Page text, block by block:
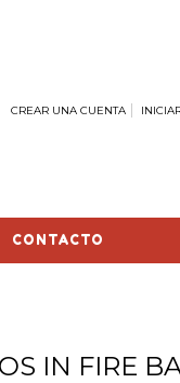
CREAR UNA CUENTA
CONTACTO
IN FIRE